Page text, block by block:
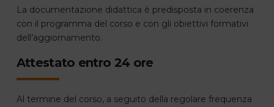
La documentazione didattica è predisposta in coerenza
con il programma del corso e con gli obiettivi formativi
dell’aggiornamento.
Attestato entro 24 ore
Al termine del corso, a seguito della regolare frequenza